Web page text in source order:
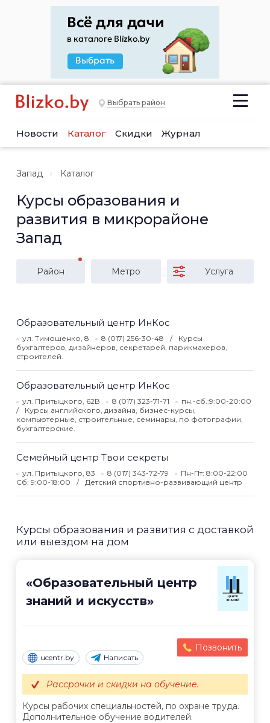
Выбрать район
Новости Каталог Скидки Журнал
Запад Каталог
Курсы образования и
развития в микрорайоне
Запад
Район Метро Услуга
Образовательный центр ИнКос
ул. Тимошенко, 8 8 (017) 256-30-48
Курсы
бухгалтеров, дизайнеров, секретарей, парикмахеров,
строителей.
Образовательный центр ИнКос
ул. Притыцкого, 62В 8 (017) 323-71-71
пн.-сб.:9:00-20:00
Курсы английского, дизайна, бизнес-курсы,
компьютерные, строительные, семинары, по фотографии,
бухгалтерские.
Семейный центр Твои секреты
ул. Притыцкого, 83 8 (017) 343-72-79
Пн-Пт: 8:00-22:00
Сб: 9:00-18:00
Детский спортивно-развивающий центр
Курсы образования и развития с доставкой
или выездом на дом
«Образовательный центр
знаний и искусств»
Позвонить
ucentr.by Написать
Курсы рабочих специальностей, по охране труда.
Дополнительное обучение водителей.
Рассрочки и скидки на обучение.